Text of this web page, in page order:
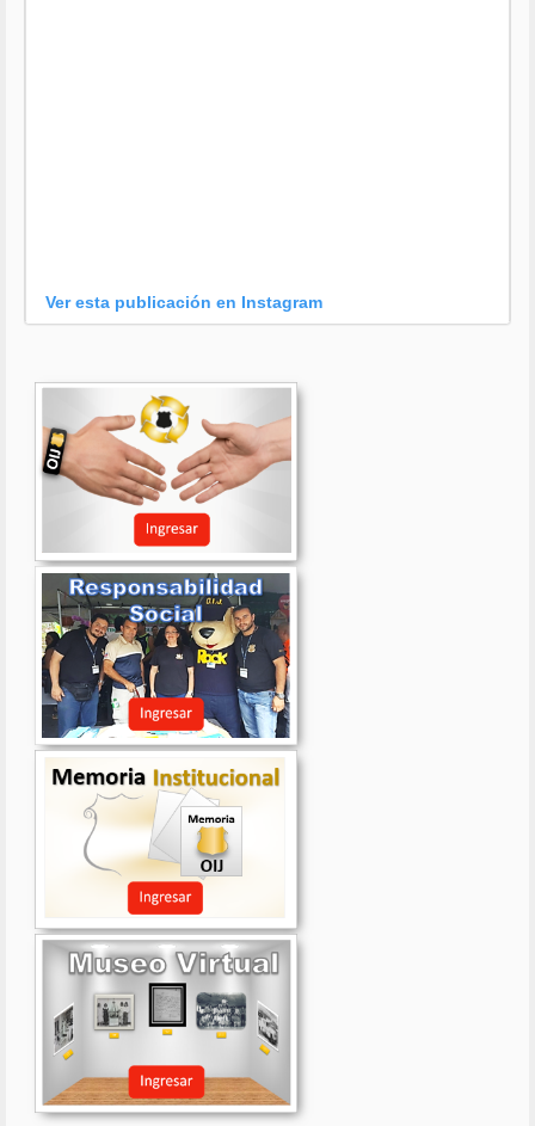
Ver esta publicación en Instagram